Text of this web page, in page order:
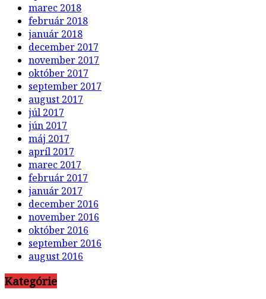
január 2018
december 2017
november 2017
október 2017
september 2017
august 2017
júl 2017
jún 2017
máj 2017
apríl 2017
marec 2017
február 2017
január 2017
december 2016
november 2016
október 2016
september 2016
august 2016
Kategórie
Domáce